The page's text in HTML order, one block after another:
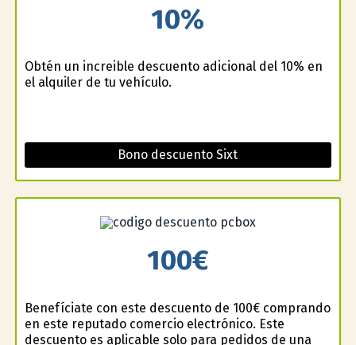
10%
Obtén un increible descuento adicional del 10% en
el alquiler de tu vehículo.
Bono descuento Sixt
100€
Benefíciate con este descuento de 100€ comprando
en este reputado comercio electrónico. Este
descuento es aplicable solo para pedidos de una